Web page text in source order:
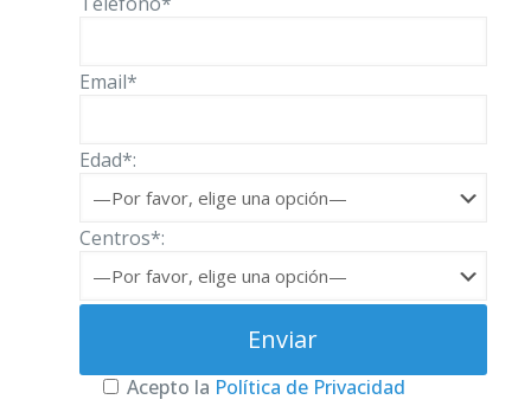
Email*
Edad*:
Centros*:
Acepto la Política de Privacidad